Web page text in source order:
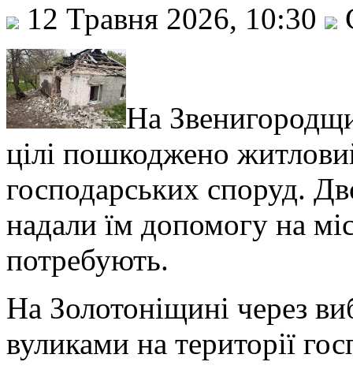
12 Травня 2026, 10:30
На
цілі пошкоджено
господарських споруд.
надали їм допомогу на
потребують.
На Золотоніщині через
вуликами на території